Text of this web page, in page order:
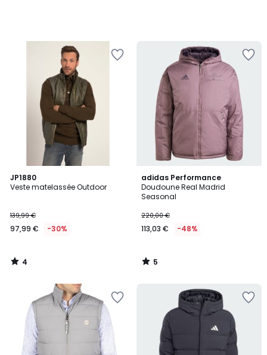
JP1880
Veste matelassée Outdoor
139,99 €
97,99 € -30%
4
/
4
/
adidas Performance
Doudoune Real Madrid
Seasonal
220,00 €
113,03 € -48%
5
/
5
5
/